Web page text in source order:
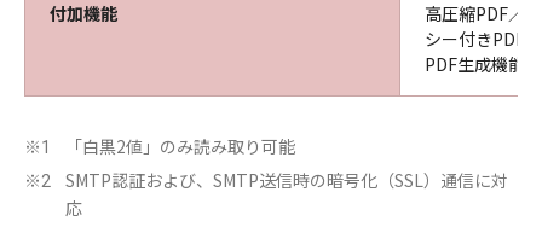
付加機能
高圧縮PDF／
シー付きPDF
PDF生成機能
※1 「白黒2値」のみ読み取り可能
※2
SMTP認証および、SMTP送信時の暗号化（SSL）通信に対
応